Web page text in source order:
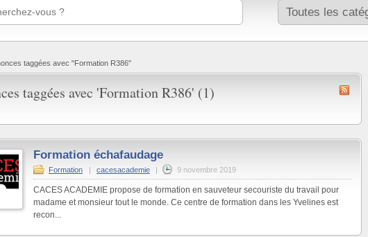
taggées avec "Formation R386"
taggées avec 'Formation R386' (1)
Formation échafaudage
Formation | cacesacademie | 9 novembre 2019
CACES ACADEMIE propose de formation en sauveteur secouriste du travail pour
madame et monsieur tout le monde. Ce centre de formation dans les Yvelines est
recon...